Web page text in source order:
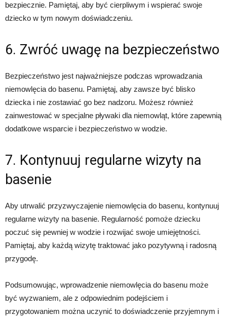
bezpiecznie. Pamiętaj, aby być cierpliwym i wspierać swoje
dziecko w tym nowym doświadczeniu.
6. Zwróć uwagę na bezpieczeństwo
Bezpieczeństwo jest najważniejsze podczas wprowadzania
niemowlęcia do basenu. Pamiętaj, aby zawsze być blisko
dziecka i nie zostawiać go bez nadzoru. Możesz również
zainwestować w specjalne pływaki dla niemowląt, które zapewnią
dodatkowe wsparcie i bezpieczeństwo w wodzie.
7. Kontynuuj regularne wizyty na
basenie
Aby utrwalić przyzwyczajenie niemowlęcia do basenu, kontynuuj
regularne wizyty na basenie. Regularność pomoże dziecku
poczuć się pewniej w wodzie i rozwijać swoje umiejętności.
Pamiętaj, aby każdą wizytę traktować jako pozytywną i radosną
przygodę.
Podsumowując, wprowadzenie niemowlęcia do basenu może
być wyzwaniem, ale z odpowiednim podejściem i
przygotowaniem można uczynić to doświadczenie przyjemnym i